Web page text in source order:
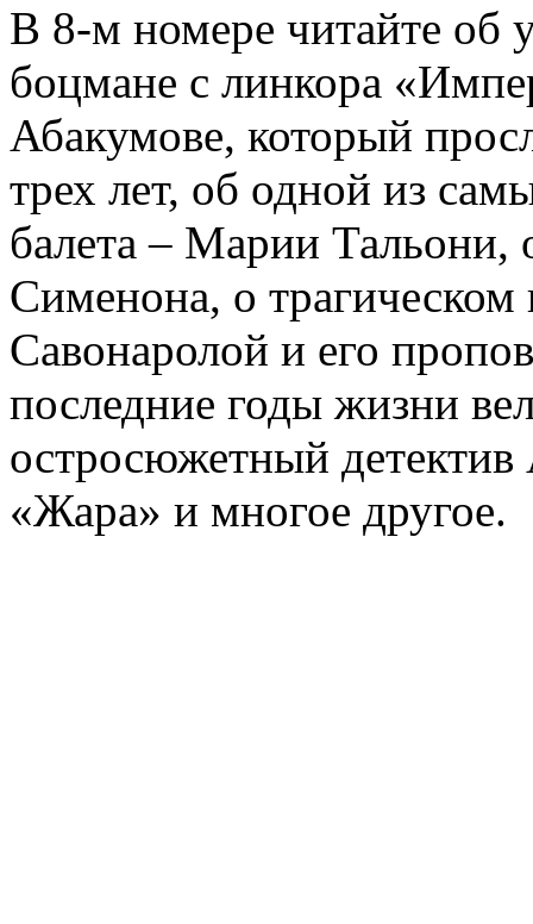
В 8-м номере читайте об
боцмане с линкора
Абакумове, который
трех лет, об одной из
балета – Марии
Сименона, о трагическом
Савонаролой и его
последние годы жизни
остросюжетный детектив
«Жара» и многое другое.